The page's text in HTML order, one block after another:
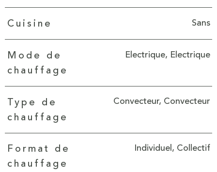
Cuisine Sans
Mode de
chauffage
Electrique, Electrique
Type de
chauffage
Convecteur, Convecteur
Format de
chauffage
Individuel, Collectif